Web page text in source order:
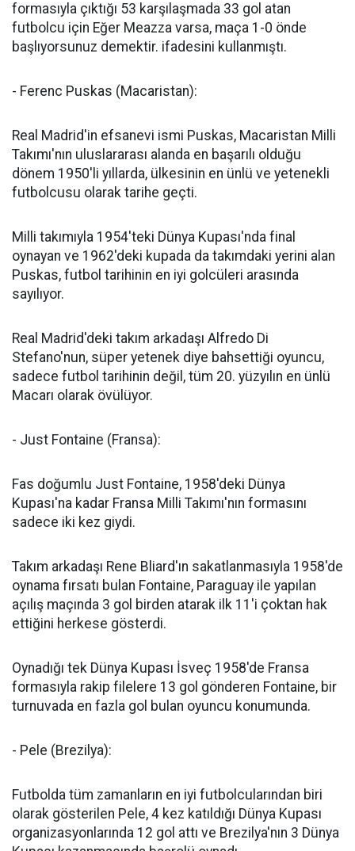
formasıyla çıktığı 53 karşılaşmada 33 gol atan
futbolcu için Eğer Meazza varsa, maça 1-0 önde
başlıyorsunuz demektir. ifadesini kullanmıştı.
- Ferenc Puskas (Macaristan):
Real Madrid'in efsanevi ismi Puskas, Macaristan Milli
Takımı'nın uluslararası alanda en başarılı olduğu
dönem 1950'li yıllarda, ülkesinin en ünlü ve yetenekli
futbolcusu olarak tarihe geçti.
Milli takımıyla 1954'teki Dünya Kupası'nda final
oynayan ve 1962'deki kupada da takımdaki yerini alan
Puskas, futbol tarihinin en iyi golcüleri arasında
sayılıyor.
Real Madrid'deki takım arkadaşı Alfredo Di
Stefano'nun, süper yetenek diye bahsettiği oyuncu,
sadece futbol tarihinin değil, tüm 20. yüzyılın en ünlü
Macarı olarak övülüyor.
- Just Fontaine (Fransa):
Fas doğumlu Just Fontaine, 1958'deki Dünya
Kupası'na kadar Fransa Milli Takımı'nın formasını
sadece iki kez giydi.
Takım arkadaşı Rene Bliard'ın sakatlanmasıyla 1958'de
oynama fırsatı bulan Fontaine, Paraguay ile yapılan
açılış maçında 3 gol birden atarak ilk 11'i çoktan hak
ettiğini herkese gösterdi.
Oynadığı tek Dünya Kupası İsveç 1958'de Fransa
formasıyla rakip filelere 13 gol gönderen Fontaine, bir
turnuvada en fazla gol bulan oyuncu konumunda.
- Pele (Brezilya):
Futbolda tüm zamanların en iyi futbolcularından biri
olarak gösterilen Pele, 4 kez katıldığı Dünya Kupası
organizasyonlarında 12 gol attı ve Brezilya'nın 3 Dünya